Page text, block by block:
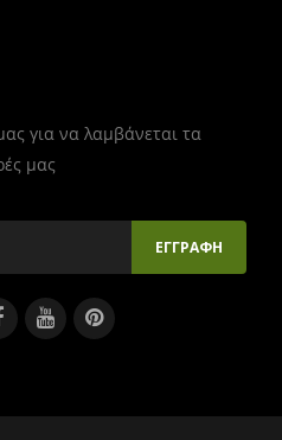
για να λαμβάνεται τα
μας